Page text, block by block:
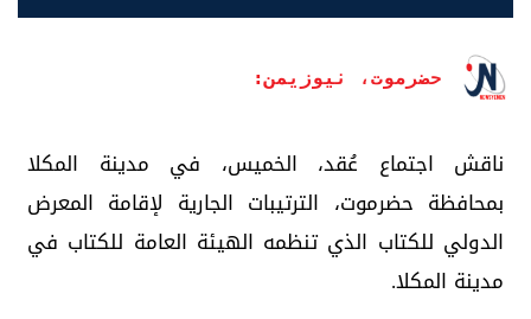
حضرموت، نيوزيمن:
ناقش اجتماع عُقد، الخميس، في مدينة المكلا
بمحافظة حضرموت، الترتيبات الجارية لإقامة المعرض
الدولي للكتاب الذي تنظمه الهيئة العامة للكتاب في
مدينة المكلا.